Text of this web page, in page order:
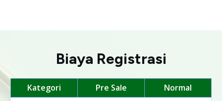
Biaya Registrasi
Kategori Pre Sale Normal